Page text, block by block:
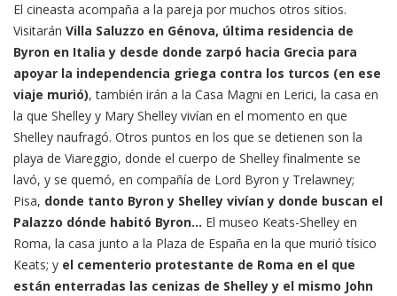
El cineasta acompaña a la pareja por muchos otros sitios.
Visitarán Villa Saluzzo en Génova, última residencia de
Byron en Italia y desde donde zarpó hacia Grecia para
apoyar la independencia griega contra los turcos (en ese
viaje murió), también irán a la Casa Magni en Lerici, la casa en
la que Shelley y Mary Shelley vivían en el momento en que
Shelley naufragó. Otros puntos en los que se detienen son la
playa de Viareggio, donde el cuerpo de Shelley finalmente se
lavó, y se quemó, en compañía de Lord Byron y Trelawney;
Pisa, donde tanto Byron y Shelley vivían y donde buscan el
Palazzo dónde habitó Byron… El museo Keats-Shelley en
Roma, la casa junto a la Plaza de España en la que murió tísico
Keats; y el cementerio protestante de Roma en el que
están enterradas las cenizas de Shelley y el mismo John